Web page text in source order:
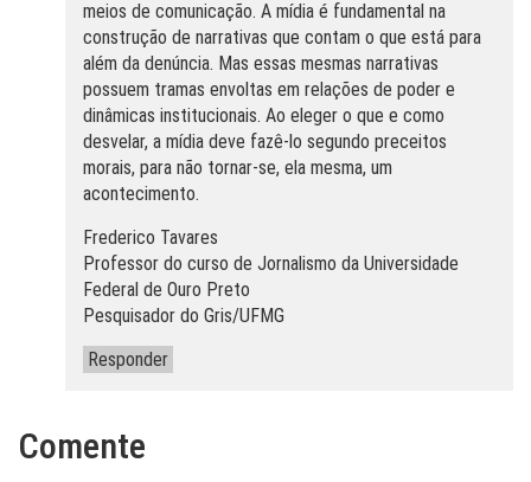
meios de comunicação. A mídia é fundamental na
construção de narrativas que contam o que está para
além da denúncia. Mas essas mesmas narrativas
possuem tramas envoltas em relações de poder e
dinâmicas institucionais. Ao eleger o que e como
desvelar, a mídia deve fazê-lo segundo preceitos
morais, para não tornar-se, ela mesma, um
acontecimento.
Frederico Tavares
Professor do curso de Jornalismo da Universidade
Federal de Ouro Preto
Pesquisador do Gris/UFMG
Responder
Comente